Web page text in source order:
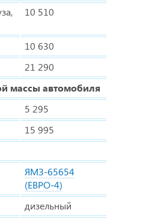
10 510
10 630
21 290
массы автомобиля
5 295
15 995
ЯМЗ-65654
(ЕВРО-4)
дизельный